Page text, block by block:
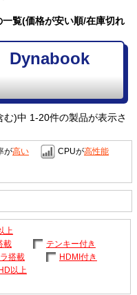
覧(価格が安い順/在庫切れ
Dynabook
む)中 1-20件の製品が表示さ
が高い CPUが高性能
上
載
テンキー付き
搭載
HDMI付き
以上